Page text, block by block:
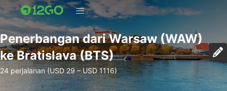
Penerbangan dari Warsaw (WAW)
ke Bratislava (BTS)
24 perjalanan (USD 29 – USD 1116)